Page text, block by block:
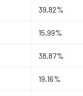
39,82%
15,99%
38,87%
19,16%